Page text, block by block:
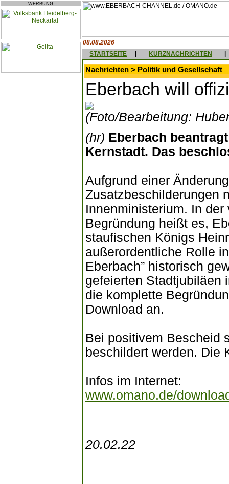
WERBUNG
08.08.2026
STARTSEITE
KURZNACHRICHTEN
Nachrichten > Politik und Gesellschaft
Eberbach will
(Foto/Bearbeitung:
(hr) Eberbach
Kernstadt. Das
Aufgrund einer
Zusatzbeschilderungen
Innenministerium. In
Begründung heißt es,
staufischen Königs
außerordentliche Rolle
Eberbach” historisch
gefeierten Stadtjubiläen
die komplette
Download an.
Bei positivem Bescheid
beschildert werden. Die
Infos im Internet:
www.omano.de/
20.02.22